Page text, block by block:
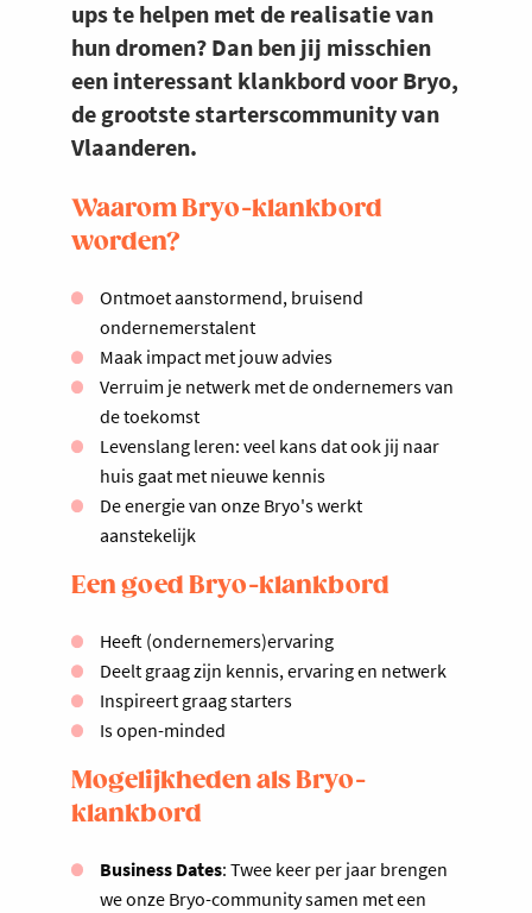
ups te helpen met de realisatie van
hun dromen? Dan ben jij misschien
een interessant klankbord voor Bryo,
de grootste starterscommunity van
Vlaanderen.
Waarom Bryo-klankbord
worden?
Ontmoet aanstormend, bruisend
ondernemerstalent
Maak impact met jouw advies
Verruim je netwerk met de ondernemers van
de toekomst
Levenslang leren: veel kans dat ook jij naar
huis gaat met nieuwe kennis
De energie van onze Bryo's werkt
aanstekelijk
Een goed Bryo-klankbord
Heeft (ondernemers)ervaring
Deelt graag zijn kennis, ervaring en netwerk
Inspireert graag starters
Is open-minded
Mogelijkheden als Bryo-
klankbord
Business Dates: Twee keer per jaar brengen
we onze Bryo-community samen met een